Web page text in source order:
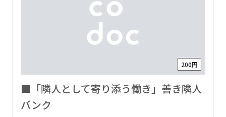
200円
■「隣人として寄り添う働き」善き隣人
バンク